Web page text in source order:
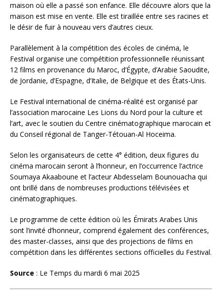
maison où elle a passé son enfance. Elle découvre alors que la
maison est mise en vente. Elle est tiraillée entre ses racines et
le désir de fuir à nouveau vers d’autres cieux.
Parallèlement à la compétition des écoles de cinéma, le
Festival organise une compétition professionnelle réunissant
12 films en provenance du Maroc, d’Égypte, d’Arabie Saoudite,
de Jordanie, d’Espagne, d’Italie, de Belgique et des États-Unis.
Le Festival international de cinéma-réalité est organisé par
l’association marocaine Les Lions du Nord pour la culture et
l’art, avec le soutien du Centre cinématographique marocain et
du Conseil régional de Tanger-Tétouan-Al Hoceima.
Selon les organisateurs de cette 4° édition, deux figures du
cinéma marocain seront à l’honneur, en l’occurrence l’actrice
Soumaya Akaaboune et l’acteur Abdesselam Bounouacha qui
ont brillé dans de nombreuses productions télévisées et
cinématographiques.
Le programme de cette édition où les Émirats Arabes Unis
sont l’invité d’honneur, comprend également des conférences,
des master-classes, ainsi que des projections de films en
compétition dans les différentes sections officielles du Festival.
Source : Le Temps du mardi 6 mai 2025